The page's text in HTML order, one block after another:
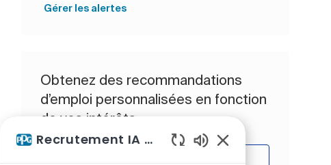
Gérer les alertes
Obtenez des recommandations
d’emploi personnalisées en fonction
de vos intérêts.
Recrutement IA Assistant